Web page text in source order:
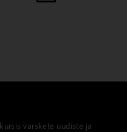
värskete uudiste ja